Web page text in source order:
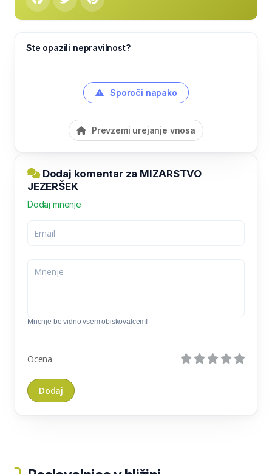
Ste opazili nepravilnost?
Sporoči napako
Prevzemi urejanje vnosa
Dodaj komentar za MIZARSTVO
JEZERŠEK
Dodaj mnenje
Mnenje bo vidno vsem obiskovalcem!
Ocena